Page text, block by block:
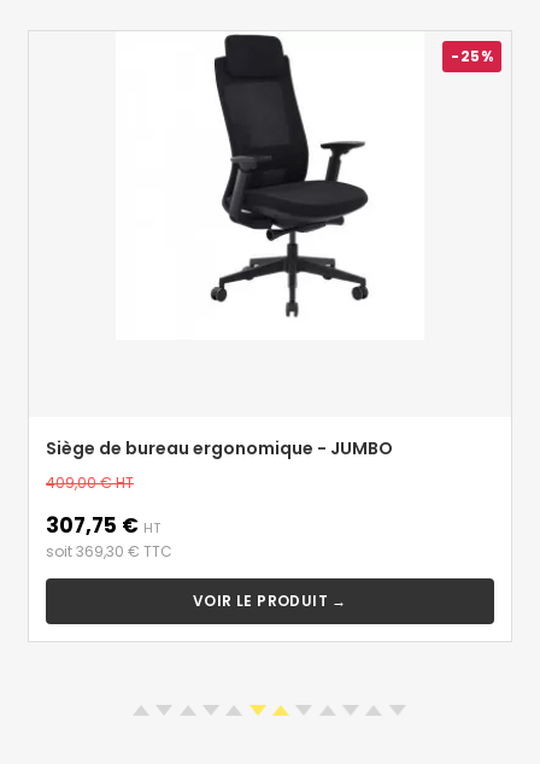
-25%
Siège de bureau ergonomique - JUMBO
Prix
base
409,00 €HT
Prix
307,75 € HT
soit 369,30 € TTC
VOIR LE PRODUIT →